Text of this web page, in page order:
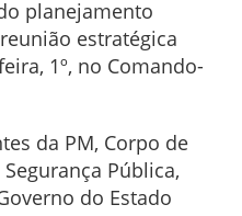
planejamento
estratégica
1º, no Comando-
da PM, Corpo de
Pública,
do Estado